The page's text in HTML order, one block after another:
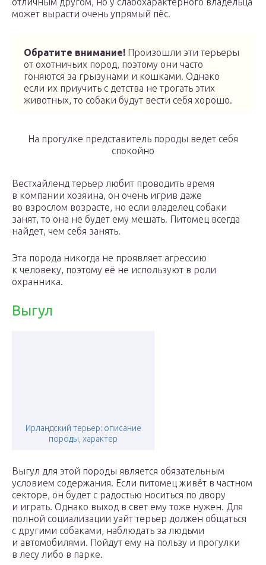
может вырасти очень упрямый пёс.
Обратите внимание! Произошли эти терьеры
от охотничьих пород, поэтому они часто
гоняются за грызунами и кошками. Однако
если их приучить с детства не трогать этих
животных, то собаки будут вести себя хорошо.
На прогулке представитель породы ведет себя
спокойно
Вестхайленд терьер любит проводить время
в компании хозяина, он очень игрив даже
во взрослом возрасте, но если владелец собаки
занят, то она не будет ему мешать. Питомец всегда
найдет, чем себя занять.
Эта порода никогда не проявляет агрессию
к человеку, поэтому её не используют в роли
охранника.
Выгул
Ирландский терьер: описание
породы, характер
Выгул для этой породы является обязательным
условием содержания. Если питомец живёт в частном
секторе, он будет с радостью носиться по двору
и играть. Однако выход в свет ему тоже нужен. Для
полной социализации уайт терьер должен общаться
с другими собаками, наблюдать за людьми
и автомобилями. Пойдут ему на пользу и прогулки
в лесу либо в парке.